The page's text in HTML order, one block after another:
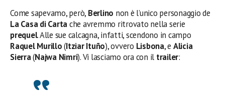
Come sapevamo, però, Berlino non è l’unico personaggio de
La Casa di Cartache avremmo ritrovato nella serie
prequel. Alle sue calcagna, infatti, scendono in campo
Raquel Murillo(Itziar Ituño), ovvero Lisbona, e Alicia
Sierra(Najwa Nimri). Vi lasciamo ora con il trailer: